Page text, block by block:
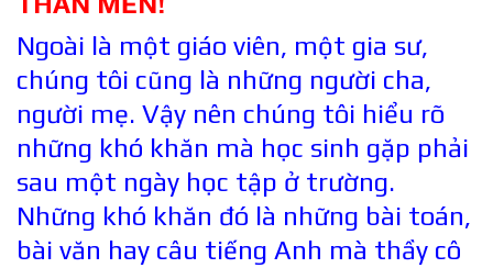
Ngoài là một giáo viên, một gia sư,
chúng tôi cũng là những người cha,
người mẹ. Vậy nên chúng tôi hiểu rõ
những khó khăn mà học sinh gặp phải
sau một ngày học tập ở trường.
Những khó khăn đó là những bài toán,
bài văn hay câu tiếng Anh mà thầy cô